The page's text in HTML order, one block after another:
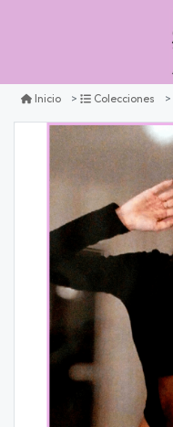
Inicio Colecciones